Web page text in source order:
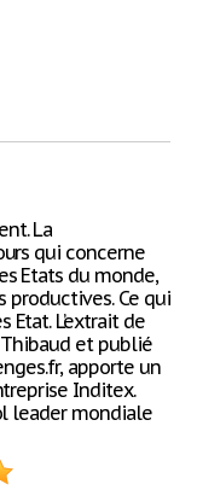
La
qui concerne
Etats du monde,
productives. Ce qui
L’extrait de
et publié
apporte un
Inditex.
leader mondiale